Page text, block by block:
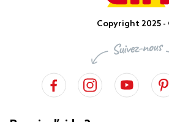
Copyright 2025 -